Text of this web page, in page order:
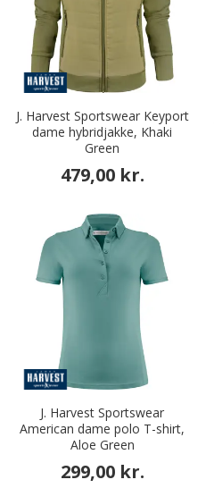
J. Harvest Sportswear Keyport
dame hybridjakke, Khaki
Green
479,00 kr.
J. Harvest Sportswear
American dame polo T-shirt,
Aloe Green
299,00 kr.